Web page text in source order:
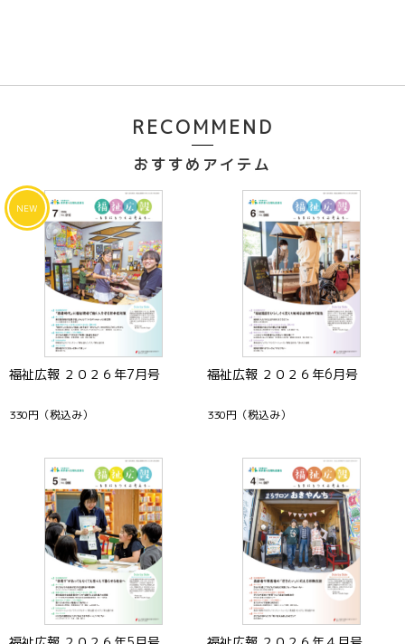
RECOMMEND
おすすめアイテム
福祉広報 ２０２６年7月号
330円 （税込み）
福祉広報 ２０２６年6月号
330円 （税込み）